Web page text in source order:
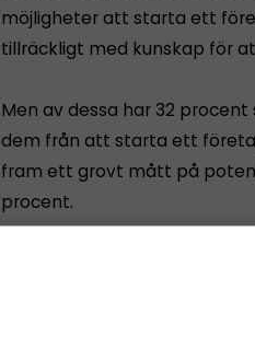
möjligheter att starta ett
tillräckligt med kunskap för
Men av dessa har 32
dem från att starta ett
fram ett grovt mått på
procent.